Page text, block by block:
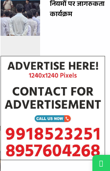
नियमों पर जागरुकता
कार्यक्रम